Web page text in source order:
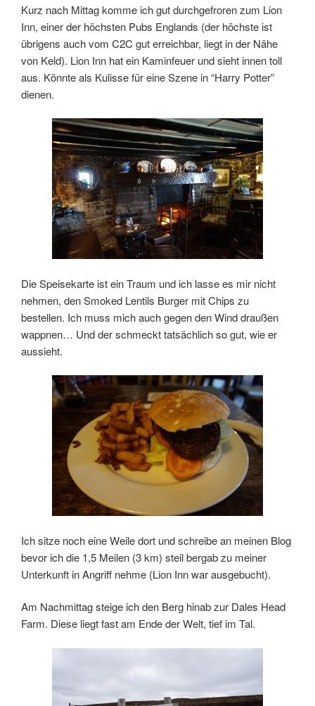
Kurz nach Mittag komme ich gut durchgefroren zum Lion
Inn, einer der höchsten Pubs Englands (der höchste ist
übrigens auch vom C2C gut erreichbar, liegt in der Nähe
von Keld). Lion Inn hat ein Kaminfeuer und sieht innen toll
aus. Könnte als Kulisse für eine Szene in “Harry Potter”
dienen.
Die Speisekarte ist ein Traum und ich lasse es mir nicht
nehmen, den Smoked Lentils Burger mit Chips zu
bestellen. Ich muss mich auch gegen den Wind draußen
wappnen… Und der schmeckt tatsächlich so gut, wie er
aussieht.
Ich sitze noch eine Weile dort und schreibe an meinen Blog
bevor ich die 1,5 Meilen (3 km) steil bergab zu meiner
Unterkunft in Angriff nehme (Lion Inn war ausgebucht).
Am Nachmittag steige ich den Berg hinab zur Dales Head
Farm. Diese liegt fast am Ende der Welt, tief im Tal.